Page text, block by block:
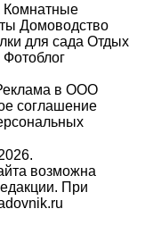
Комнатные
Домоводство
для сада Отдых
Фотоблог
в ООО
соглашение
возможна
При